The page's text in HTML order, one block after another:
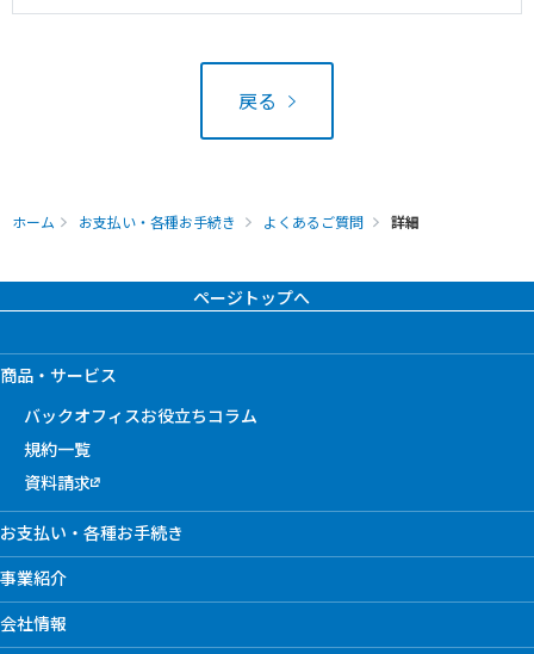
戻る
ホーム お支払い・各種お手続き よくあるご質問 詳細
ページトップへ
商品・サービス
バックオフィスお役立ちコラム
規約一覧
資料請求
お支払い・各種お手続き
事業紹介
会社情報